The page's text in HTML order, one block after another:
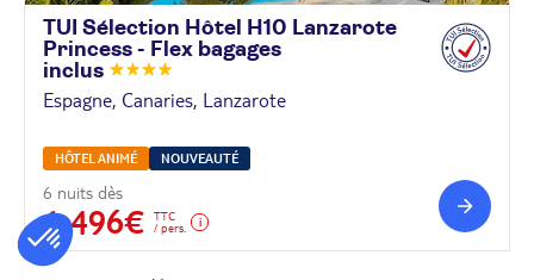
TUI Sélection Hôtel H10 Lanzarote
Princess - Flex bagages
inclus
Espagne, Canaries, Lanzarote
HÔTEL ANIMÉ NOUVEAUTÉ
6 nuits dès
1 496€
TTC
/ pers.